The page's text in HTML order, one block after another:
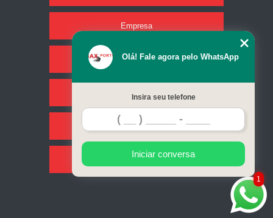
Empresa
Missão
Serviços
Contato
Mapa do site
1
Olá! Fale agora pelo WhatsApp
Insira seu telefone
Iniciar conversa